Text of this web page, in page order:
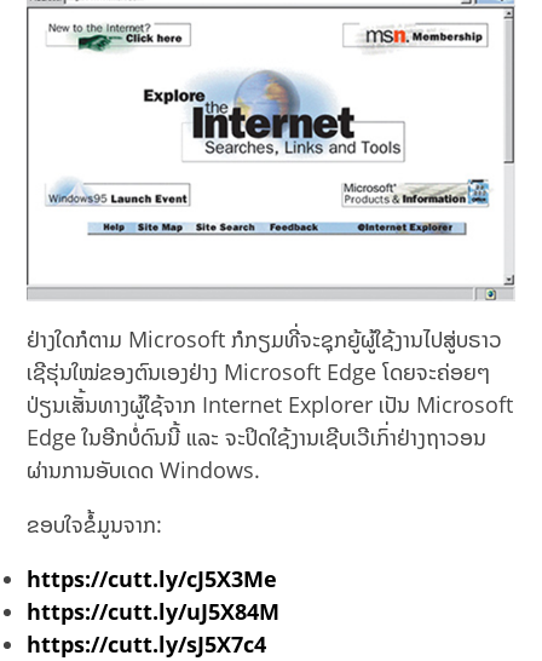
ຢ່າງໃດກໍຕາມ Microsoft ກໍກຽມທີ່ຈະຊຸກຍູ້ຜູ້ໃຊ້ງານໄປສູ່ບຣາວ
ເຊີຮຸ່ນໃໝ່ຂອງຕົນເອງຢ່າງ Microsoft Edge ໂດຍຈະຄ່ອຍໆ
ປ່ຽນເສັ້ນທາງຜູ້ໃຊ້ຈາກ Internet Explorer ເປັນ Microsoft
Edge ໃນອີກບໍ່ດົນນີ້ ແລະ ຈະປິດໃຊ້ງານເຊີບເວີເກົ່າຢ່າງຖາວອນ
ຜ່ານການອັບເດດ Windows.
ຂອບໃຈຂໍ້ມູນຈາກ:
https://cutt.ly/cJ5X3Me
https://cutt.ly/uJ5X84M
https://cutt.ly/sJ5X7c4